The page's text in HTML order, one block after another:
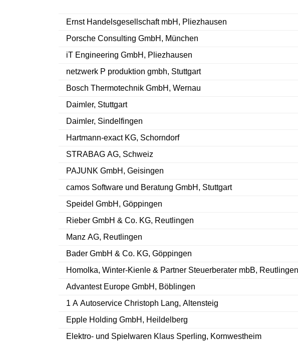
Ernst Handelsgesellschaft mbH, Pliezhausen
Porsche Consulting GmbH, München
iT Engineering GmbH, Pliezhausen
netzwerk P produktion gmbh, Stuttgart
Bosch Thermotechnik GmbH, Wernau
Daimler, Stuttgart
Daimler, Sindelfingen
Hartmann-exact KG, Schorndorf
STRABAG AG, Schweiz
PAJUNK GmbH, Geisingen
camos Software und Beratung GmbH, Stuttgart
Speidel GmbH, Göppingen
Rieber GmbH & Co. KG, Reutlingen
Manz AG, Reutlingen
Bader GmbH & Co. KG, Göppingen
Homolka, Winter-Kienle & Partner Steuerberater mbB, Reutlingen
Advantest Europe GmbH, Böblingen
1 A Autoservice Christoph Lang, Altensteig
Epple Holding GmbH, Heildelberg
Elektro- und Spielwaren Klaus Sperling, Kornwestheim